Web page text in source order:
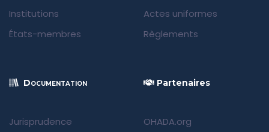
Institutions
États-membres
Actes uniformes
Règlements
Documentation
Jurisprudence
Partenaires
OHADA.org